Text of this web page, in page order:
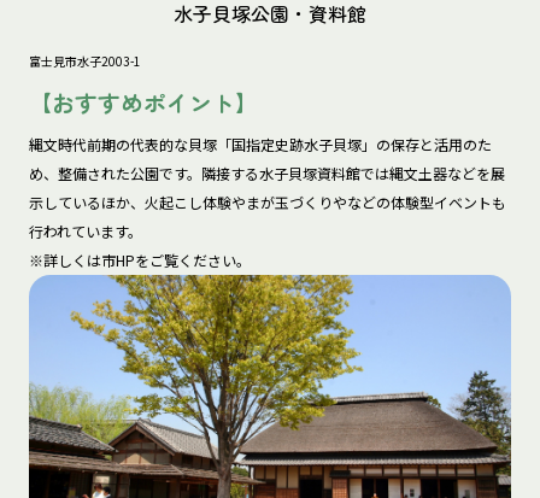
水子貝塚公園・資料館
富士見市水子2003-1
【おすすめポイント】
縄文時代前期の代表的な貝塚「国指定史跡水子貝塚」の保存と活用のた
め、整備された公園です。隣接する水子貝塚資料館では縄文土器などを展
示しているほか、火起こし体験やまが玉づくりやなどの体験型イベントも
行われています。
※詳しくは市HPをご覧ください。